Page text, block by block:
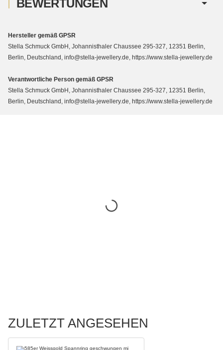
BEWERTUNGEN
Hersteller gemäß GPSR
Stella Schmuck GmbH, Johannisthaler Chaussee 295-327, 12351 Berlin,
Berlin, Deutschland, info@stella-jewellery.de, https://www.stella-jewellery.de
Verantwortliche Person gemäß GPSR
Stella Schmuck GmbH, Johannisthaler Chaussee 295-327, 12351 Berlin,
Berlin, Deutschland, info@stella-jewellery.de, https://www.stella-jewellery.de
ZULETZT ANGESEHEN